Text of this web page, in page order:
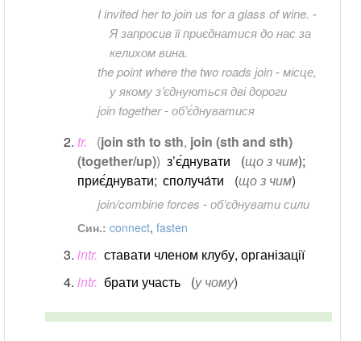
I invited her to join us for a glass of wine. -
Я запросив її приєднатися до нас за
келихом вина.
the point where the two roads join-місце,
у якому з’єднуються дві дороги
join together-об’є́днуватися
tr. (join sth to sth, join (sth and sth)
(together/up)) з’є́днувати (що з чим);
приє́днувати; сполуча́ти (що з чим)
join/combine forces -об’єднувати сили
Син.: connect, fasten
intr. ставати членом клубу, організації
intr. брати участь (у чому)